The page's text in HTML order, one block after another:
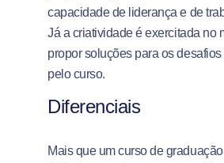
capacidade de liderança e de
Já a criatividade é exercitada no
propor soluções para os
pelo curso.
Diferenciais
Mais que um curso de